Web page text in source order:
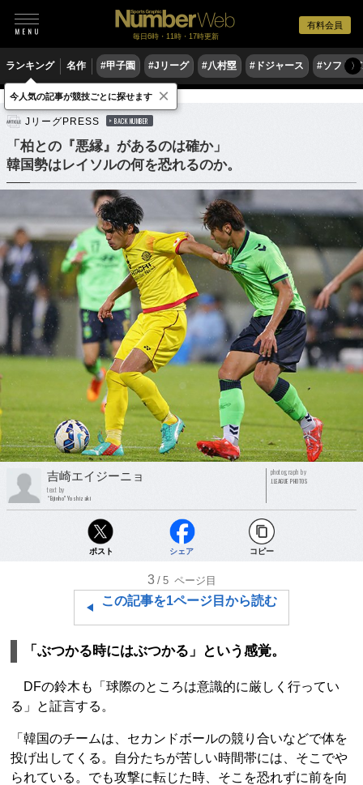
有料会員
毎日6時・11時・17時更新
ランキング 名作 #甲子園 #Jリーグ #八村塁 #ドジャース #ソフト〉
サッカー Jリーグ
JリーグPRESS BACK NUMBER
「柏との『悪縁』があるのは確か」
韓国勢はレイソルの何を恐れるのか。
吉崎エイジーニョ
text by
“Eijinho”Yoshizaki
photograph by
J.LEAGUE PHOTOS
ポスト シェア コピー
3 /5 ページ目
この記事を1ページ目から読む
「ぶつかる時にはぶつかる」という感覚。
DFの鈴木も「球際のところは意識的に厳しく行ってい
る」と証言する。
「韓国のチームは、セカンドボールの競り合いなどで体を
投げ出してくる。自分たちが苦しい時間帯には、そこでや
られている。でも攻撃に転じた時、そこを恐れずに前を向
今人気の記事が競技ごとに探せます ×